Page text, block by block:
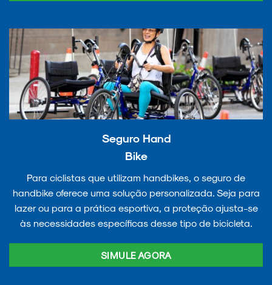
Seguro Hand
Bike
Para ciclistas que utilizam handbikes, o seguro de
handbike oferece uma solução personalizada. Seja para
lazer ou para a prática esportiva, a proteção ajusta-se
às necessidades específicas desse tipo de bicicleta.
SIMULE AGORA